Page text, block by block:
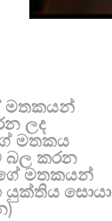
මතකයන්
ලද
මතකය
බල කරන
මතකයන්
යුක්තිය සොයා